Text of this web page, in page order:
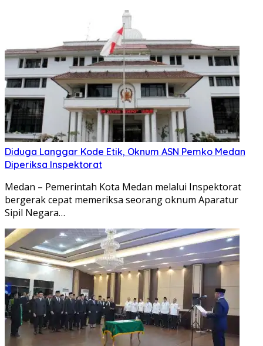
Diduga Langgar Kode Etik, Oknum ASN Pemko Medan
Diperiksa Inspektorat
Medan – Pemerintah Kota Medan melalui Inspektorat
bergerak cepat memeriksa seorang oknum Aparatur
Sipil Negara…